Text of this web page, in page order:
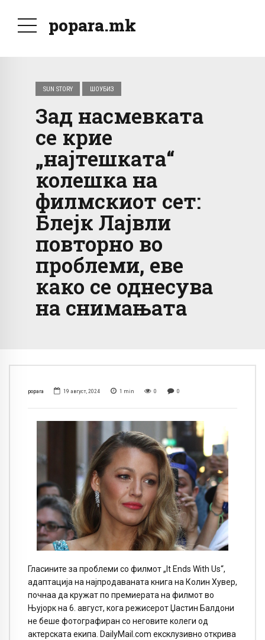
popara.mk
SUN STORY ШОУБИЗ
Зад насмевката
се крие
„најтешката“
колешка на
филмскиот сет:
Блејк Лајвли
повторно во
проблеми, еве
како се однесува
на снимањата
popara 19 август, 2024 1 min 0 0
Гласините за проблеми со филмот „It Ends With Us“,
адаптација на најпродаваната книга на Колин Хувер,
почнаа да кружат по премиерата на филмот во
Њујорк на 6. август, кога режисерот Џастин Балдони
не беше фотографиран со неговите колеги од
актерската екипа. DailyMail.com ексклузивно открива